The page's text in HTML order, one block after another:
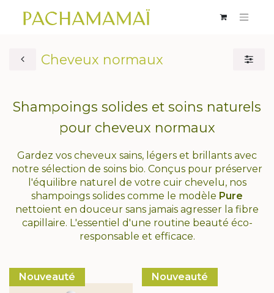
Cheveux normaux
Shampoings solides et soins naturels
pour cheveux normaux ​
Gardez vos cheveux sains, légers et brillants avec
notre sélection de soins bio. Conçus pour préserver
l'équilibre naturel de votre cuir chevelu, nos
shampoings solides comme le modèle Pure
nettoient en douceur sans jamais agresser la fibre
capillaire. L'essentiel d'une routine beauté éco-
responsable et efficace.
Nouveauté Nouveauté